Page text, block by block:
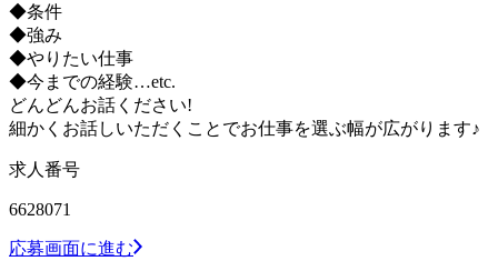
◆条件
◆強み
◆やりたい仕事
◆今までの経験…etc.
どんどんお話ください!
細かくお話しいただくことでお仕事を選ぶ幅が広がります♪
求人番号
6628071
応募画面に進む